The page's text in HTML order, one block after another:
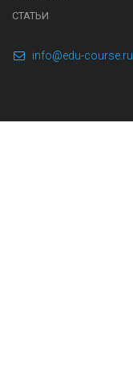
СТАТЬИ
info@edu-course.ru